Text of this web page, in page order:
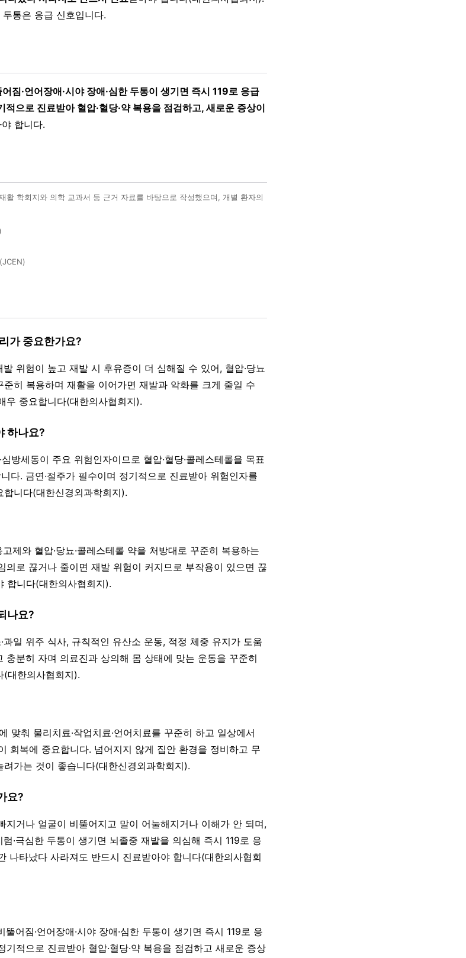
두통은 응급 신호입니다.
짐·언어장애·시야 장애·심한 두통이 생기면 즉시 119로 응급
적으로 진료받아 혈압·혈당·약 복용을 점검하고, 새로운 증상이
합니다.
활 학회지와 의학 교과서 등 근거 자료를 바탕으로 작성했으며, 개별 환자의
가 중요한가요?
위험이 높고 재발 시 후유증이 더 심해질 수 있어, 혈압·당뇨
히 복용하며 재활을 이어가면 재발과 악화를 크게 줄일 수
우 중요합니다(대한의사협회지).
하나요?
심방세동이 주요 위험인자이므로 혈압·혈당·콜레스테롤을 목표
다. 금연·절주가 필수이며 정기적으로 진료받아 위험인자를
니다(대한신경외과학회지).
제와 혈압·당뇨·콜레스테롤 약을 처방대로 꾸준히 복용하는
의로 끊거나 줄이면 재발 위험이 커지므로 부작용이 있으면 끊
합니다(대한의사협회지).
나요?
과일 위주 식사, 규칙적인 유산소 운동, 적정 체중 유지가 도움
충분히 자며 의료진과 상의해 몸 상태에 맞는 운동을 꾸준히
대한의사협회지).
맞춰 물리치료·작업치료·언어치료를 꾸준히 하고 일상에서
회복에 중요합니다. 넘어지지 않게 집안 환경을 정비하고 무
가는 것이 좋습니다(대한신경외과학회지).
요?
지거나 얼굴이 비뚤어지고 말이 어눌해지거나 이해가 안 되며,
·극심한 두통이 생기면 뇌졸중 재발을 의심해 즉시 119로 응
나타났다 사라져도 반드시 진료받아야 합니다(대한의사협회
어짐·언어장애·시야 장애·심한 두통이 생기면 즉시 119로 응
적으로 진료받아 혈압·혈당·약 복용을 점검하고 새로운 증상